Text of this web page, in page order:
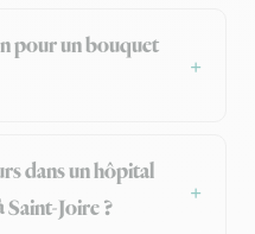
pour un bouquet
dans un hôpital
Saint-Joire ?